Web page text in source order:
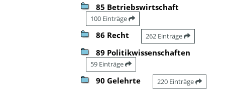
85 Betriebswirtschaft
100 Einträge
86 Recht 262 Einträge
89 Politikwissenschaften
59 Einträge
90 Gelehrte 220 Einträge